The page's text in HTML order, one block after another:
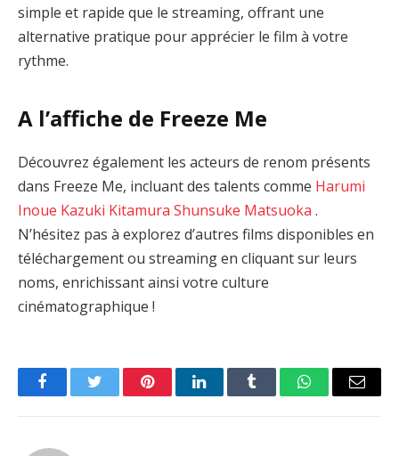
simple et rapide que le streaming, offrant une
alternative pratique pour apprécier le film à votre
rythme.
A l’affiche de Freeze Me
Découvrez également les acteurs de renom présents
dans Freeze Me, incluant des talents comme Harumi
Inoue Kazuki Kitamura Shunsuke Matsuoka .
N’hésitez pas à explorez d’autres films disponibles en
téléchargement ou streaming en cliquant sur leurs
noms, enrichissant ainsi votre culture
cinématographique !
FacebookTwitter PinterestLinkedInTumblr WhatsAppEmail